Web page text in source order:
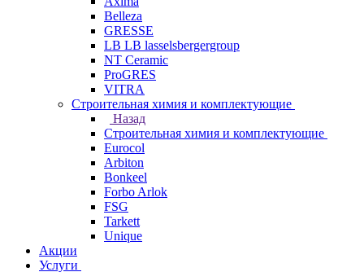
Belleza
GRESSE
LB LB lasselsbergergroup
NT Ceramic
ProGRES
VITRA
Строительная химия и комплектующие
Назад
Строительная химия и комплектующие
Eurocol
Arbiton
Bonkeel
Forbo Arlok
FSG
Tarkett
Unique
Акции
Услуги